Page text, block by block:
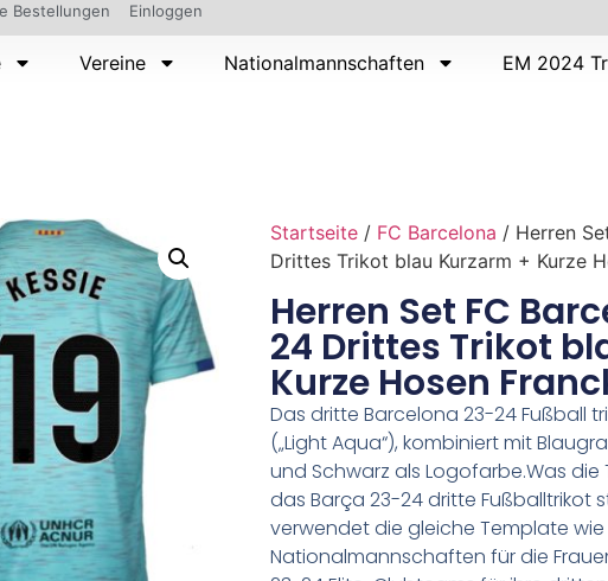
Bestellungen Einloggen
Vereine Nationalmannschaften EM 2024
Startseite / FC Barcelona / Herren
Drittes Trikot blau Kurzarm + Kurze
Herren Set FC
24 Drittes Trikot
Kurze Hosen
Das dritte Barcelona 23-24 Fußball
(„Light Aqua“), kombiniert mit
und Schwarz als Logofarbe.Was
das Barça 23-24 dritte Fußballtrikot
verwendet die gleiche Template
Nationalmannschaften für die